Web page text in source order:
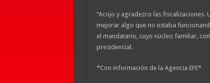
“Acojo y agradezco las fiscalizaciones.
mejorar algo que no estaba
el mandatario, cuyo núcleo familiar,
presidencial.
*Con información de la Agencia EFE*